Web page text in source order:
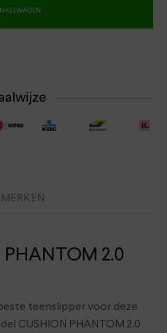
PHANTOM 2.0
teenslipper voor deze
CUSHION PHANTOM 2.0